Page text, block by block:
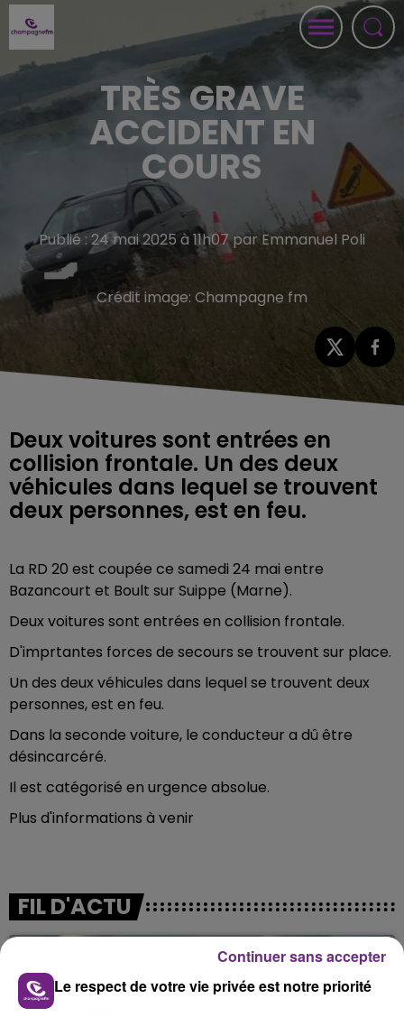
TRÈS GRAVE
ACCIDENT EN
COURS
Publié : 24 mai 2025 à 11h07 par Emmanuel Poli
Crédit image: Champagne fm
Deux voitures sont entrées en
collision frontale. Un des deux
véhicules dans lequel se trouvent
deux personnes, est en feu.
La RD 20 est coupée ce samedi 24 mai entre
Bazancourt et Boult sur Suippe (Marne).
Deux voitures sont entrées en collision frontale.
D'imprtantes forces de secours se trouvent sur place.
Un des deux véhicules dans lequel se trouvent deux
personnes, est en feu.
Dans la seconde voiture, le conducteur a dû être
désincarcéré.
Il est catégorisé en urgence absolue.
Plus d'informations à venir
FIL D'ACTU
Le respect de votre vie privée est notre priorité
Continuer sans accepter